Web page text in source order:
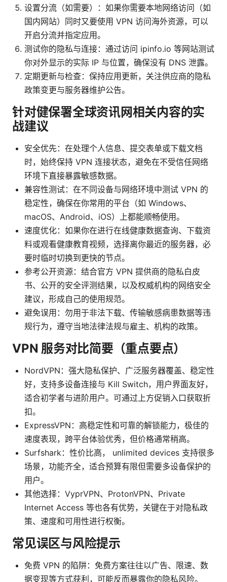
设置分流（如需要）：如果你需要本地网络访问（如
国内网站）同时又要使用 VPN 访问海外资源，可以
开启分流并指定应用。
测试你的隐私与连接：通过访问 ipinfo.io 等网站测试
你对外显示的实际 IP 与位置，确保没有 DNS 泄露。
定期更新与检查：保持应用更新，关注供应商的隐私
政策变更与服务器维护公告。
针对健保署全球资讯网相关内容的实
战建议
安全优先：在处理个人信息、提交表单或下载文档
时，始终保持 VPN 连接状态，避免在不受信任网络
环境下直接暴露敏感数据。
兼容性测试：在不同设备与网络环境中测试 VPN 的
稳定性，确保在你常用的平台（如 Windows、
macOS、Android、iOS）上都能顺畅使用。
速度优化：如果你在进行在线健康数据查询、下载资
料或观看健康教育视频，选择离你最近的服务器，必
要时临时切换到更快的节点。
参考公开资源：结合官方 VPN 提供商的隐私白皮
书、公开的安全评测结果，以及权威机构的网络安全
建议，形成自己的使用规范。
避免误用：勿用于非法下载、传输敏感病患数据等违
规行为，遵守当地法律法规与雇主、机构的政策。
VPN 服务对比简要（重点要点）
NordVPN：强大隐私保护、广泛服务器覆盖、稳定性
好，支持多设备连接与 Kill Switch，用户界面友好，
适合初学者与进阶用户。可通过上方促销入口获取折
扣。
ExpressVPN：高稳定性和可靠的解锁能力，极佳的
速度表现，跨平台体验优秀，但价格通常稍高。
Surfshark：性价比高， unlimited devices 支持很多
场景，功能齐全，适合预算有限但需要多设备保护的
用户。
其他选择：VyprVPN、ProtonVPN、Private
Internet Access 等也各有优势，关键在于对隐私政
策、速度和可用性进行权衡。
常见误区与风险提示
免费 VPN 的陷阱：免费方案往往以广告、限速、数
据变现等方式获利，可能反而暴露你的隐私风险。